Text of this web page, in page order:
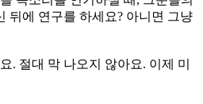
뒤에 연구를 하세요? 아니면 그냥
. 절대 막 나오지 않아요. 이제 미